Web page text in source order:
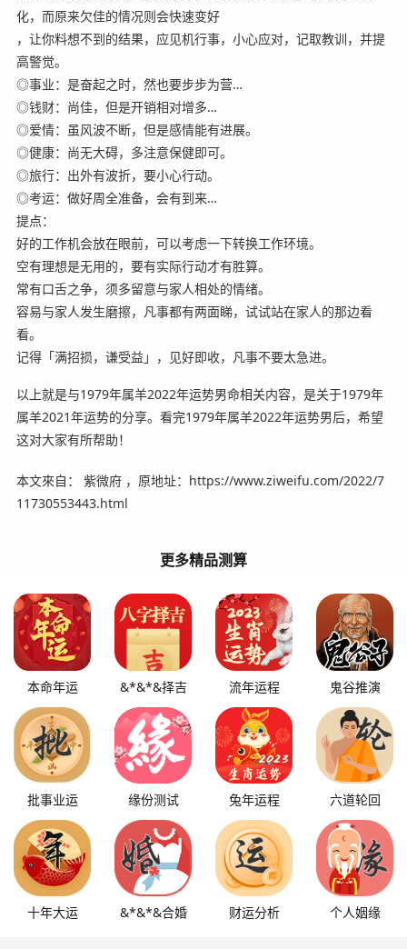
化，而原来欠佳的情况则会快速变好
，让你料想不到的结果，应见机行事，小心应对，记取教训，并提
高警觉。
◎事业：是奋起之时，然也要步步为营…
◎钱财：尚佳，但是开销相对增多…
◎爱情：虽风波不断，但是感情能有进展。
◎健康：尚无大碍，多注意保健即可。
◎旅行：出外有波折，要小心行动。
◎考运：做好周全准备，会有到来…
提点：
好的工作机会放在眼前，可以考虑一下转换工作环境。
空有理想是无用的，要有实际行动才有胜算。
常有口舌之争，须多留意与家人相处的情绪。
容易与家人发生磨擦，凡事都有两面睇，试试站在家人的那边看
看。
记得「满招损，谦受益」，见好即收，凡事不要太急进。
以上就是与1979年属羊2022年运势男命相关内容，是关于1979年
属羊2021年运势的分享。看完1979年属羊2022年运势男后，希望
这对大家有所帮助！
本文來自： 紫微府 ，原地址：https://www.ziweifu.com/2022/7
11730553443.html
更多精品测算
本命年运 &*&*&择吉 流年运程 鬼谷推演
批事业运 缘份测试 兔年运程 六道轮回
十年大运 &*&*&合婚 财运分析 个人姻缘